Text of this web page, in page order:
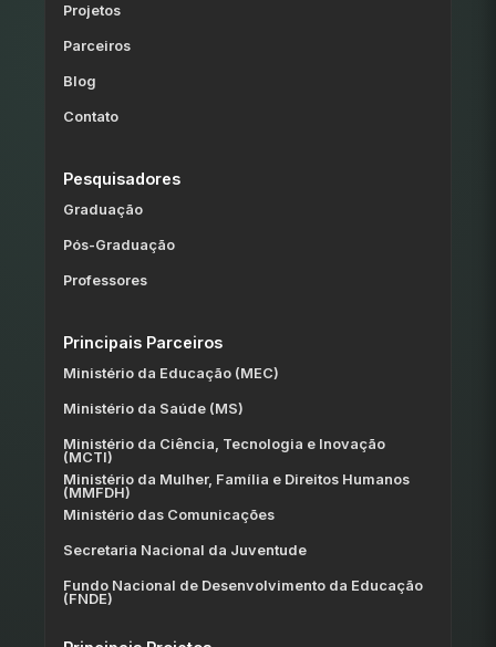
Projetos
Parceiros
Blog
Contato
Pesquisadores
Graduação
Pós-Graduação
Professores
Principais Parceiros
Ministério da Educação (MEC)
Ministério da Saúde (MS)
Ministério da Ciência, Tecnologia e Inovação
(MCTI)
Ministério da Mulher, Família e Direitos Humanos
(MMFDH)
Ministério das Comunicações
Secretaria Nacional da Juventude
Fundo Nacional de Desenvolvimento da Educação
(FNDE)